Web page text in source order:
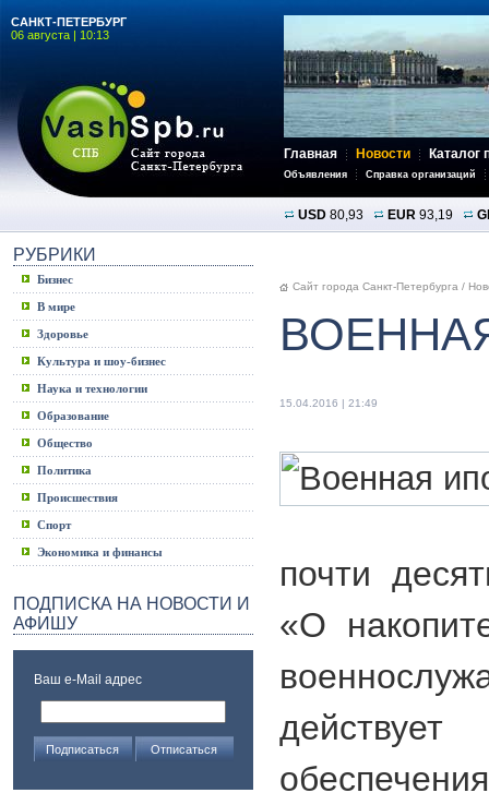
САНКТ-ПЕТЕРБУРГ
06 августа | 10:13
Главная Новости Каталог
Объявления Справка организаций
USD 80,93 EUR 93,19
РУБРИКИ
Бизнес
В мире
Здоровье
Культура и шоу-бизнес
Наука и технологии
Образование
Общество
Политика
Происшествия
Спорт
Экономика и финансы
ПОДПИСКА НА НОВОСТИ И
АФИШУ
Ваш e-Mail адрес
Сайт города Санкт-Петербурга /
15.04.2016 | 21:49
почти
«О